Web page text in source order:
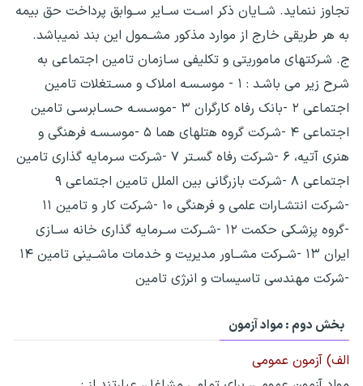
تجاوز ننماید. شــایان ذکر اســت ســایر ســوابق پرداخت حق بیمه
به هر طریقی خارج از موارد مذکور مشــمول این بند نمیباشد.
ج. شـرکتهای ماموریتی و تکلیفی سـازمان تامین اجتماعی به
شـرح زیر می باشـد : ۱ - موسـسـه املاک و مسـتغلات تامین
اجتماعی ۲ -بانک رفاه کارگران ۳ -موسـسـه حسـابرسـی تامین
اجتماعی ۴ -شـرکت گروه هتلهای هما ۵ -موسـسـه فرهنگی و
هنری آتیه، ۶ -شـرکت رفاه گسـتر ۷ -شـرکت سـرمایه گذاری تامین
اجتماعی ۸ -شـرکت بازرگانی بین الملل تامین اجتماعی ۹
-شـرکت انتشـارات علمی و فرهنگی ۱۰ -شـرکت کار و تامین ۱۱
-گروه پزشـکی حکمت ۱۲ -شــرکت ســرمایه گذاری خانه ســازی
ایران ۱۳ -شــرکت مشــاور مدیریت و خدمات ماشــینی تامین ۱۴
-شرکت مهندسی تاسیسات و انرژی تامین
بخش دوم : مواد آزمون
الف) آزمون عمومی